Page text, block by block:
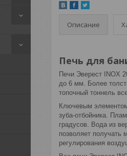
Описание
Печь для
Печи Эверест INOX
до 6 мм. Более
топочный тоннель
Ключевым
зуба-отбойника.
градусов. Вода из
позволяет получать
регулирования